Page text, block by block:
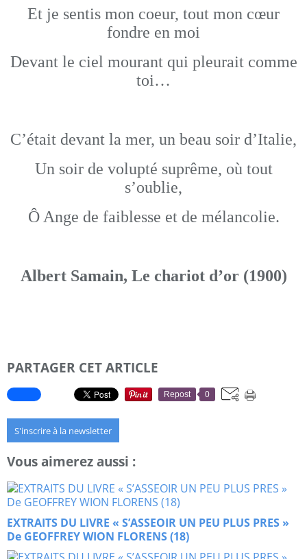
Et je sentis mon coeur, tout mon cœur
fondre en moi
Devant le ciel mourant qui pleurait comme
toi…
C’était devant la mer, un beau soir d’Italie,
Un soir de volupté suprême, où tout
s’oublie,
Ô Ange de faiblesse et de mélancolie.
Albert Samain, Le chariot d’or (1900)
PARTAGER CET ARTICLE
Repost 0
S'inscrire à la newsletter
Vous aimerez aussi :
EXTRAITS DU LIVRE « S’ASSEOIR UN PEU PLUS PRES »
De GEOFFREY WION FLORENS (18)